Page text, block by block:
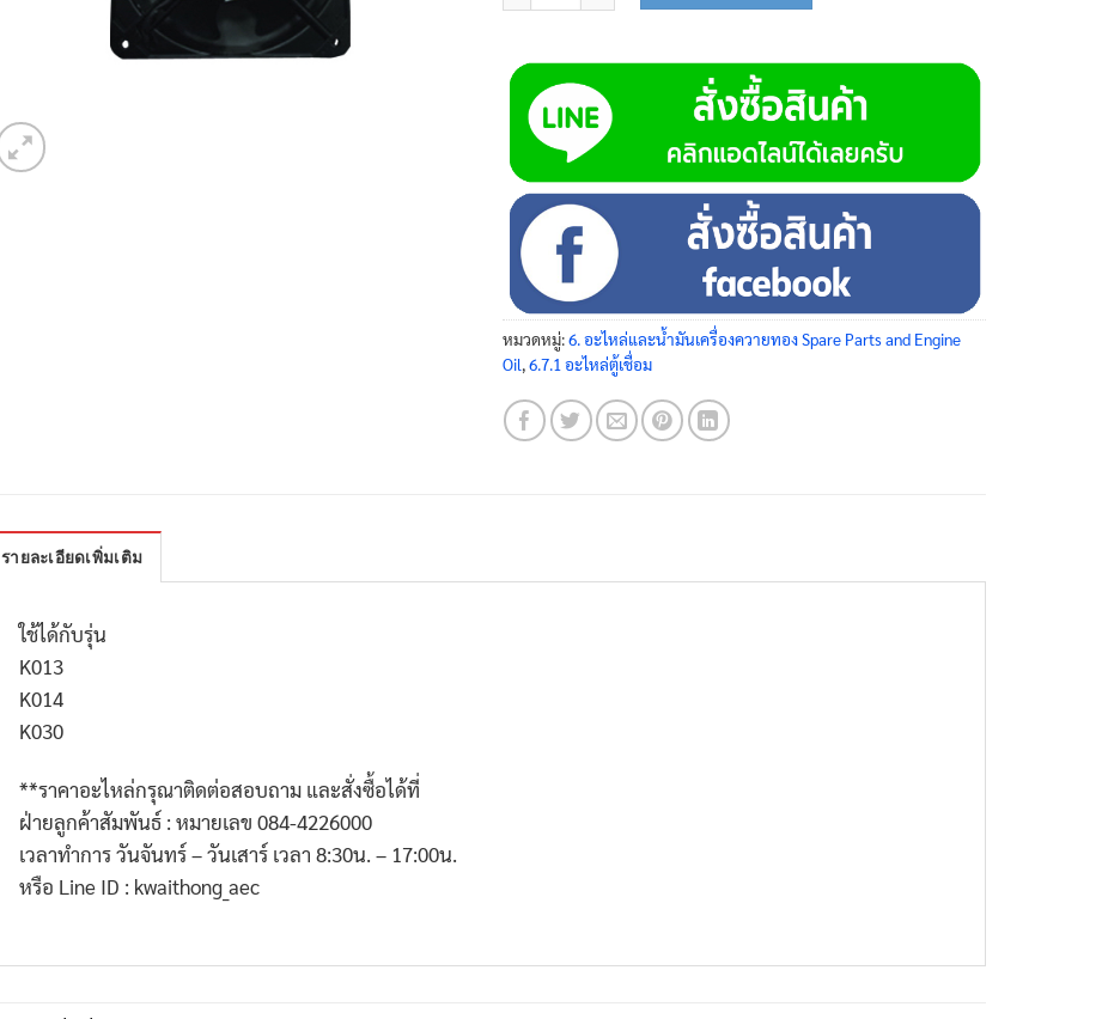
หมวดหมู่:6. อะไหล่และน้ำมันเครื่องควายทอง Spare Parts and Engine
Oil,6.7.1 อะไหล่ตู้เชื่อม
รายละเอียดเพิ่มเติม
ใช้ได้กับรุ่น
K013
K014
K030
**ราคาอะไหล่กรุณาติดต่อสอบถาม และสั่งซื้อได้ที่
ฝ่ายลูกค้าสัมพันธ์ : หมายเลข 084-4226000
เวลาทำการ วันจันทร์ – วันเสาร์ เวลา 8:30น. – 17:00น.
หรือ Line ID : kwaithong_aec